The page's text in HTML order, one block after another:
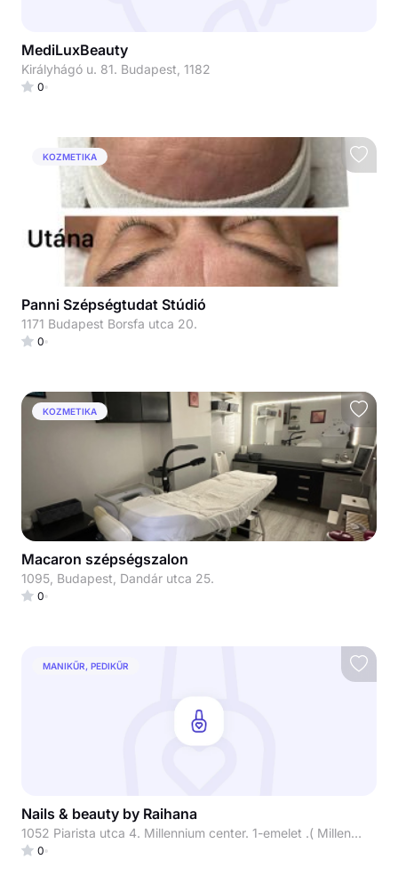
MediLuxBeauty
Királyhágó u. 81. Budapest, 1182
0
KOZMETIKA
Panni Szépségtudat Stúdió
1171 Budapest Borsfa utca 20.
0
KOZMETIKA
Macaron szépségszalon
1095, Budapest, Dandár utca 25.
0
MANIKŰR, PEDIKŰR
Nails & beauty by Raihana
1052 Piarista utca 4. Millennium center. 1-emelet .( Millennium beauty)
0